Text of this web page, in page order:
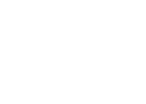
INHUMÉ CE